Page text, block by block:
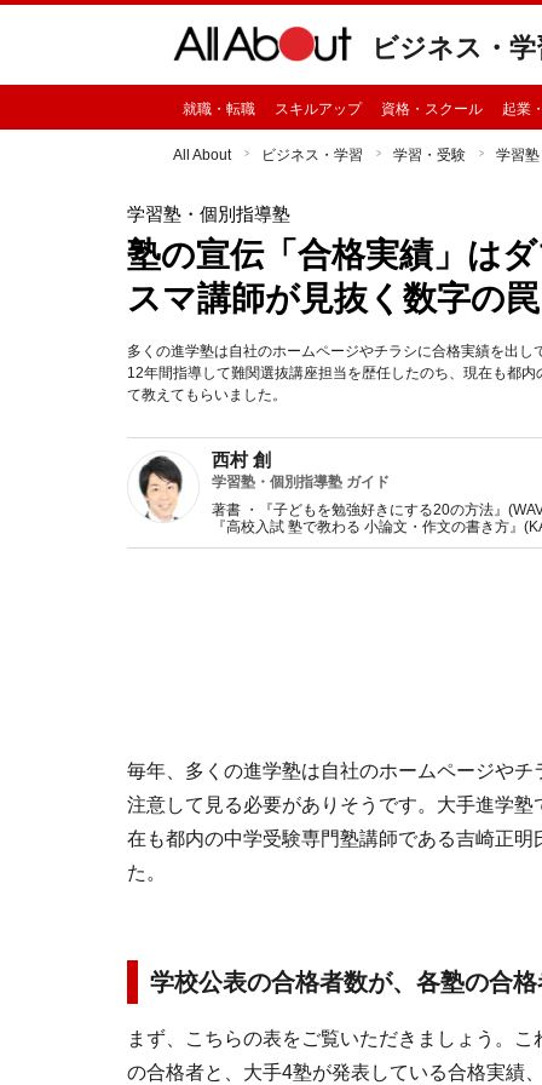
ビジネス・学
就職・転職 スキルアップ 資格・スクール 起業
All About ビジネス・学習 学習・受験 学習
学習塾・個別指導塾
塾の宣伝「合格実績」は
スマ講師が見抜く数字の罠
多くの進学塾は自社のホームページやチラシに合格実績を出
12年間指導して難関選抜講座担当を歴任したのち、現在も都
て教えてもらいました。
西村 創
学習塾・個別指導塾 ガイド
著書 ・『子どもを勉強好きにする20の方法』
『高校入試 塾で教わる 小論文・作文の書き方』
公民が面白いほどわかる本』(KADOKAWA)
毎年、多くの進学塾は自社のホームページや
注意して見る必要がありそうです。大手進学
在も都内の中学受験専門塾講師である吉崎正
た。
学校公表の合格者数が、各塾の合
まず、こちらの表をご覧いただきましょう。
の合格者と、大手4塾が発表している合格実績